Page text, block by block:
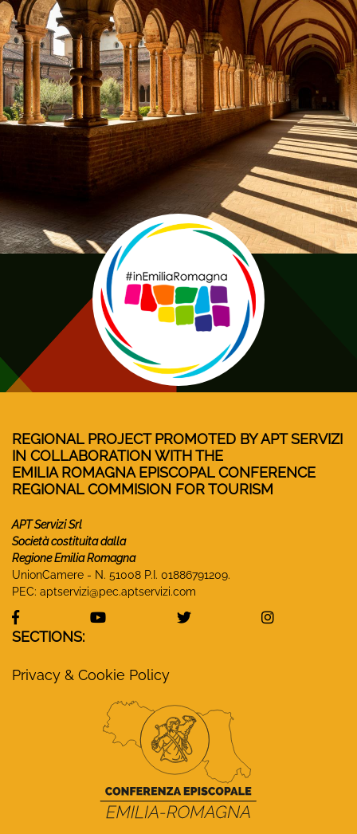
REGIONAL PROJECT PROMOTED BY APT SERVIZI
IN COLLABORATION WITH THE
EMILIA ROMAGNA EPISCOPAL CONFERENCE
REGIONAL COMMISION FOR TOURISM
APT Servizi Srl
Società costituita dalla
Regione Emilia Romagna
UnionCamere - N. 51008 P.I. 01886791209.
PEC: aptservizi@pec.aptservizi.com
visit Monasteri Emilia-Romagna Facebook profile
visit Monasteri Emilia-Romagna
visit Monasteri Emilia-
visit
SECTIONS:
Privacy & Cookie Policy